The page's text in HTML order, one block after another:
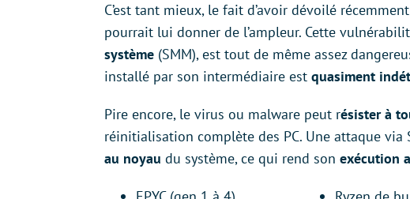
C’est tant mieux, le fait d’avoir dévoilé
pourrait lui donner de l’ampleur. Cette
système (SMM), est tout de même assez
installé par son intermédiaire est quasiment
Pire encore, le virus ou malware peut résister à
réinitialisation complète des PC. Une attaque via
au noyau du système, ce qui rend son exécution